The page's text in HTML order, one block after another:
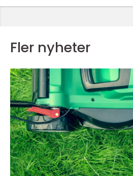
Fler nyheter